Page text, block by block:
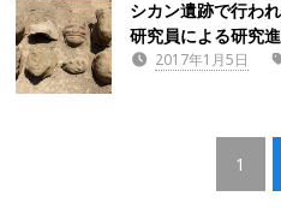
シカン遺跡で行わ
研究員による研究
2017年1月5日
1